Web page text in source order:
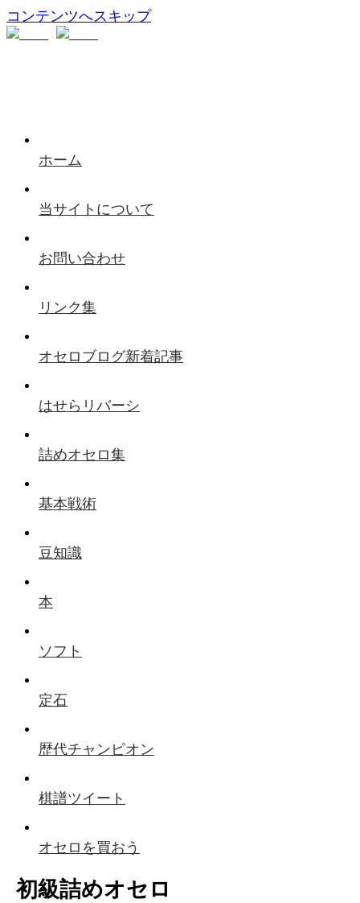
コンテンツへスキップ
ホーム
当サイトについて
お問い合わせ
リンク集
オセロブログ新着記事
はせらリバーシ
詰めオセロ集
基本戦術
豆知識
本
ソフト
定石
歴代チャンピオン
棋譜ツイート
オセロを買おう
初級詰めオセロ